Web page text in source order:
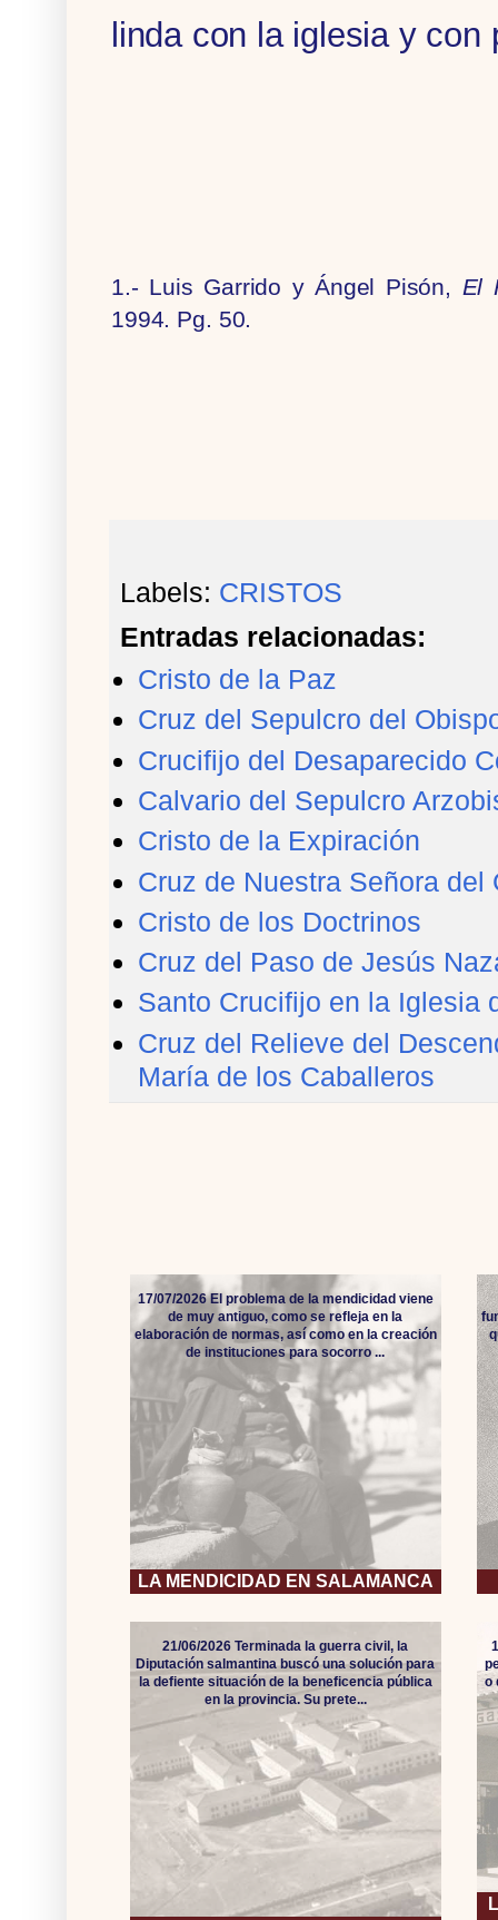
linda con la iglesia y
1.- Luis Garrido y Ángel Pisón, El
1994. Pg. 50.
Labels: CRISTOS
Entradas relacionadas:
Cristo de la Paz
Cruz del Sepulcro del
Crucifijo del Desaparecido
Calvario del Sepulcro
Cristo de la Expiración
Cruz de Nuestra Señora del
Cristo de los Doctrinos
Cruz del Paso de Jesús
Santo Crucifijo en la Iglesia
Cruz del Relieve del
María de los Caballeros
LA MENDICIDAD EN SALAMANCA
17/07/2026 El problema de la mendicidad viene
de muy antiguo, como se refleja en la
elaboración de normas, así como en la creación
de instituciones para socorro ...
21/06/2026 Terminada la guerra civil, la
Diputación salmantina buscó una solución para
la defiente situación de la beneficencia pública
en la provincia. Su prete...
o